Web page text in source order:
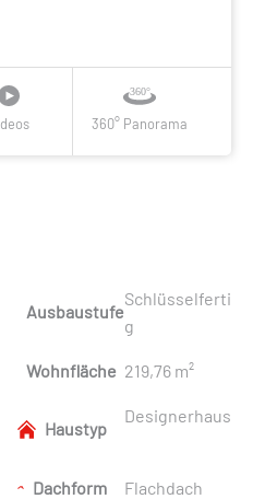
360° Panorama
Ausbaustufe
Schlüsselferti
g
Wohnfläche 219,76 m²
Haustyp
Designerhaus
Dachform Flachdach